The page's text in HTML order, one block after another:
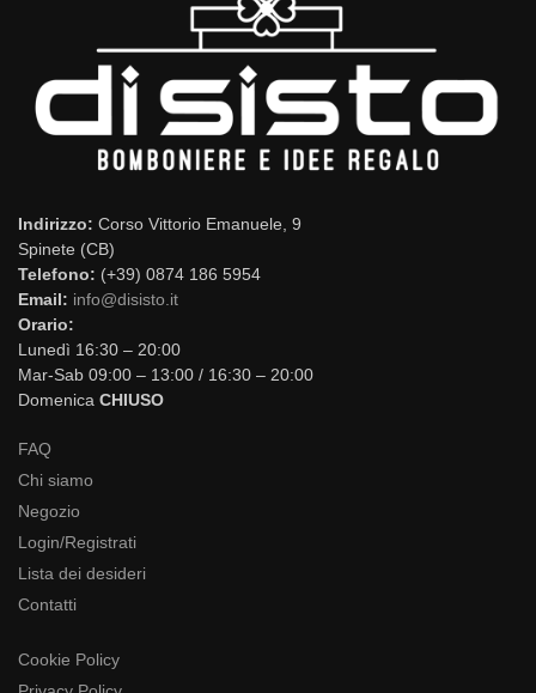
Indirizzo: Corso Vittorio Emanuele, 9
Spinete (CB)
Telefono: (+39) 0874 186 5954
Email: info@disisto.it
Orario:
Lunedì 16:30 – 20:00
Mar-Sab 09:00 – 13:00 / 16:30 – 20:00
Domenica CHIUSO
FAQ
Chi siamo
Negozio
Login/Registrati
Lista dei desideri
Contatti
Cookie Policy